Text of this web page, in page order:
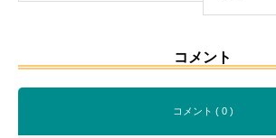
コメント
コメント ( 0 )